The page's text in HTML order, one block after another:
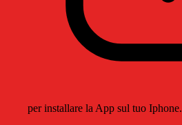
per installare la App sul tuo Iphone.